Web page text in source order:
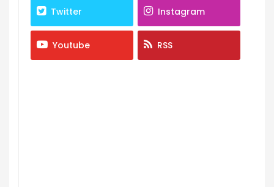
Twitter Instagram
Youtube RSS